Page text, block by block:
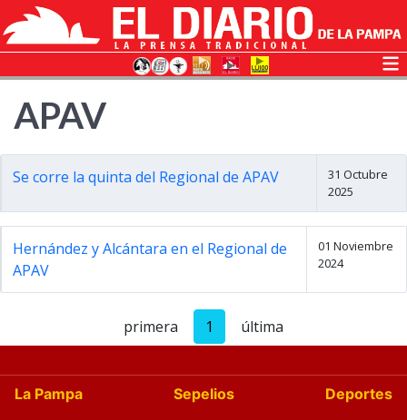
APAV
Se corre la quinta del Regional de APAV
31 Octubre
2025
Hernández y Alcántara en el Regional de
APAV
01 Noviembre
2024
primera 1 última
La Pampa Sepelios
Deportes